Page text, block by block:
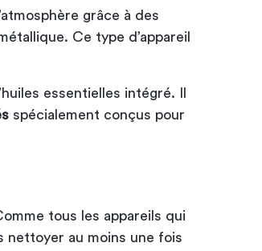
grâce à des
Ce type d’appareil
essentielles intégré. Il
spécialement conçus pour
tous les appareils qui
nettoyer au moins une fois